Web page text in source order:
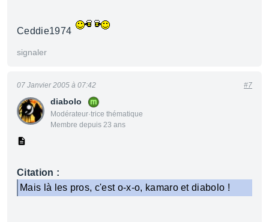
Ceddie1974
signaler
diabolo
Modérateur·trice thématique
Membre depuis 23 ans
07 Janvier 2005 à 07:42 #7
Citation :
Mais là les pros, c'est o-x-o, kamaro et diabolo !